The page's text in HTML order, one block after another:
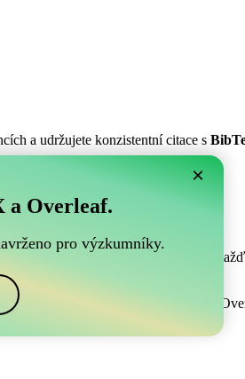
a udržujete konzistentní citace s
s Overleafem?
být dokonalý! Umožňuje vám
jak spravovat vaši bibliografii v
×
a Overleaf.
pro výzkumníky.